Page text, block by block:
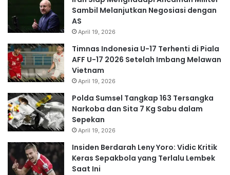
Sambil Melanjutkan Negosiasi dengan
AS
April 19, 2026
Timnas Indonesia U-17 Terhenti di Piala
AFF U-17 2026 Setelah Imbang Melawan
Vietnam
April 19, 2026
Polda Sumsel Tangkap 163 Tersangka
Narkoba dan Sita 7 Kg Sabu dalam
Sepekan
April 19, 2026
Insiden Berdarah Leny Yoro: Vidic Kritik
Keras Sepakbola yang Terlalu Lembek
Saat Ini